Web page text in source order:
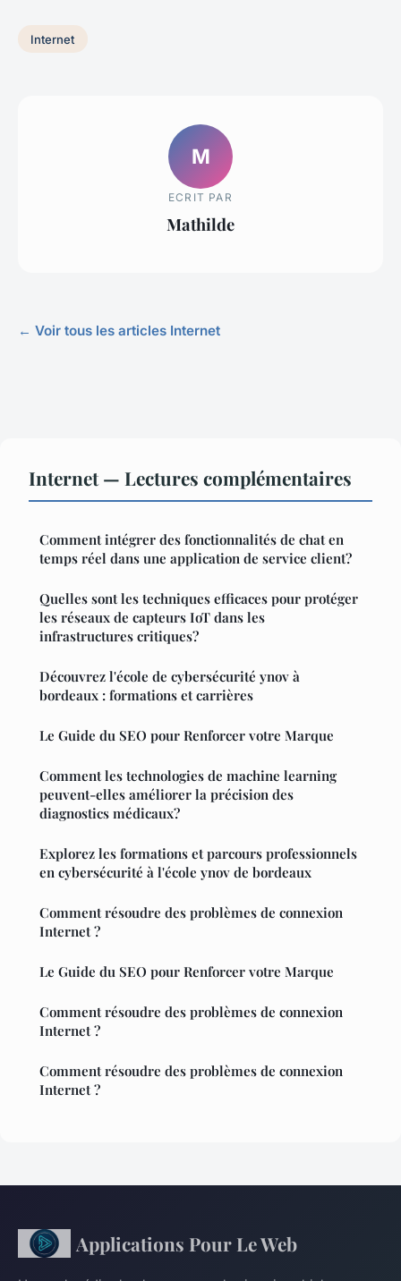
Internet
M
ECRIT PAR
Mathilde
← Voir tous les articles Internet
Internet — Lectures complémentaires
Comment intégrer des fonctionnalités de chat en
temps réel dans une application de service client?
Quelles sont les techniques efficaces pour protéger
les réseaux de capteurs IoT dans les
infrastructures critiques?
Découvrez l'école de cybersécurité ynov à
bordeaux : formations et carrières
Le Guide du SEO pour Renforcer votre Marque
Comment les technologies de machine learning
peuvent-elles améliorer la précision des
diagnostics médicaux?
Explorez les formations et parcours professionnels
en cybersécurité à l'école ynov de bordeaux
Comment résoudre des problèmes de connexion
Internet ?
Le Guide du SEO pour Renforcer votre Marque
Comment résoudre des problèmes de connexion
Internet ?
Comment résoudre des problèmes de connexion
Internet ?
Applications Pour Le Web